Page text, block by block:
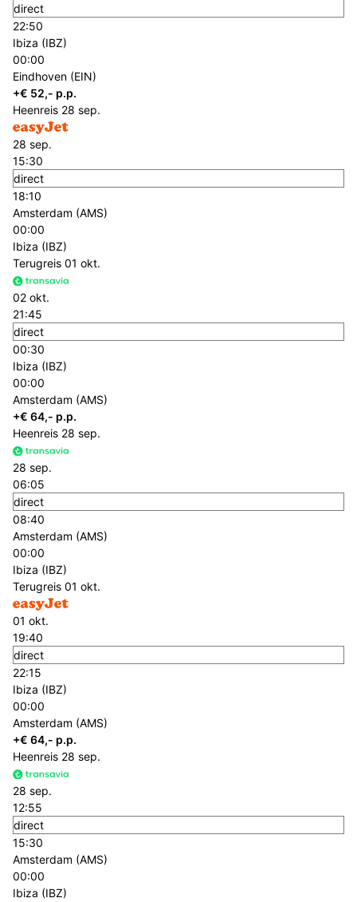
direct
22:50
Ibiza (IBZ)
00:00
Eindhoven (EIN)
+€ 52,- p.p.
Heenreis 28 sep.
28 sep.
15:30
direct
18:10
Amsterdam (AMS)
00:00
Ibiza (IBZ)
Terugreis 01 okt.
02 okt.
21:45
direct
00:30
Ibiza (IBZ)
00:00
Amsterdam (AMS)
+€ 64,- p.p.
Heenreis 28 sep.
28 sep.
06:05
direct
08:40
Amsterdam (AMS)
00:00
Ibiza (IBZ)
Terugreis 01 okt.
01 okt.
19:40
direct
22:15
Ibiza (IBZ)
00:00
Amsterdam (AMS)
+€ 64,- p.p.
Heenreis 28 sep.
28 sep.
12:55
direct
15:30
Amsterdam (AMS)
00:00
Ibiza (IBZ)